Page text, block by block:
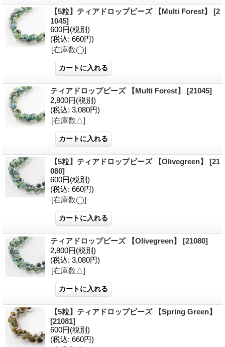
【5粒】ティアドロップビーズ 【Multi Forest】 [2
1045]
600円(税別)
(税込: 660円)
[在庫数◯]
ティアドロップビーズ 【Multi Forest】 [21045]
2,800円(税別)
(税込: 3,080円)
[在庫数△]
【5粒】ティアドロップビーズ 【Olivegreen】 [21
080]
600円(税別)
(税込: 660円)
[在庫数◯]
ティアドロップビーズ 【Olivegreen】 [21080]
2,800円(税別)
(税込: 3,080円)
[在庫数△]
【5粒】ティアドロップビーズ 【Spring Green】
[21081]
600円(税別)
(税込: 660円)